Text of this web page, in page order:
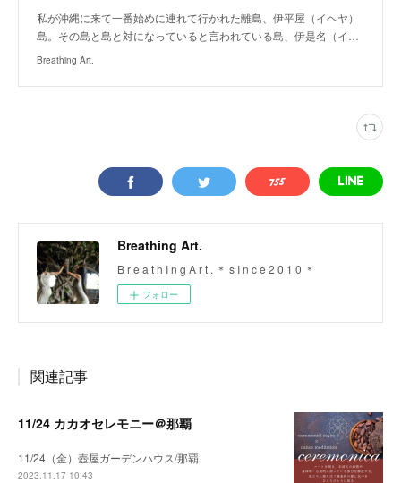
私が沖縄に来て一番始めに連れて行かれた離島、伊平屋（イヘヤ）
島。その島と島と対になっていると言われている島、伊是名（イ…
Breathing Art.
Breathing Art.
B r e a t h I n g A r t . ＊ s I n c e 2 0 1 0 ＊
フォロー
関連記事
11/24 カカオセレモニー＠那覇
11/24（金）壺屋ガーデンハウス/那覇
2023.11.17 10:43